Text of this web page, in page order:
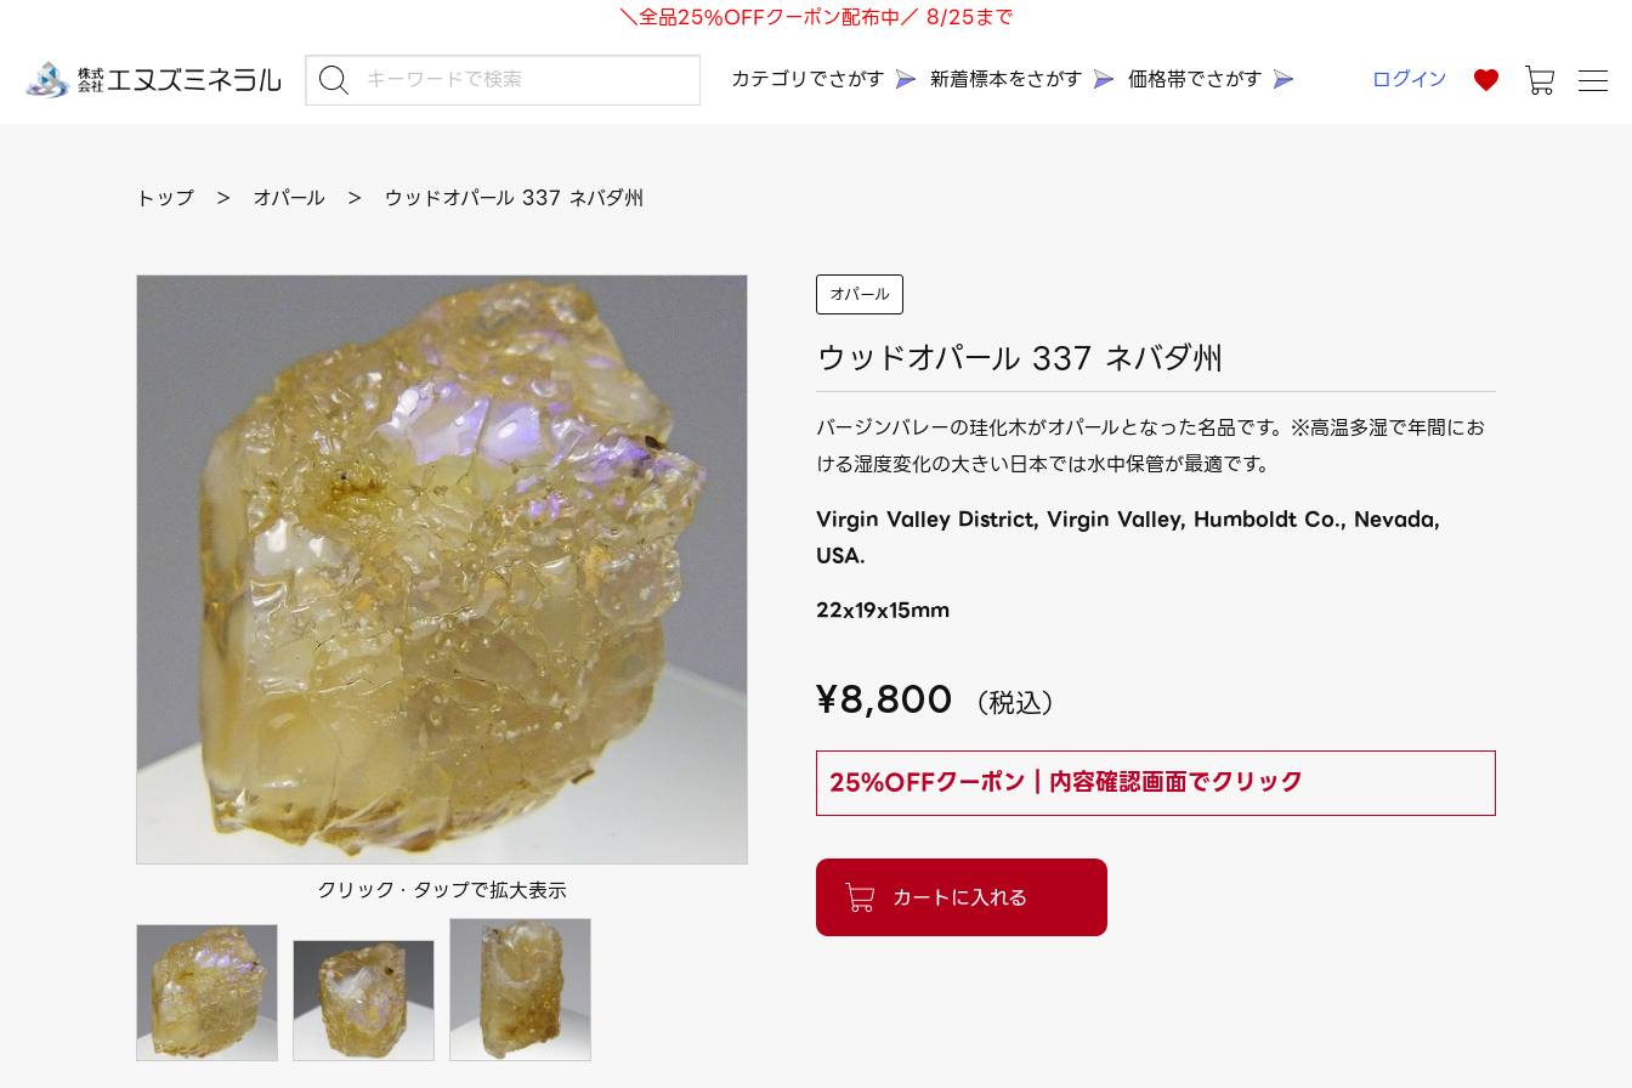
＼全品25%OFFクーポン配布中／ 8/25まで
カテゴリでさがす 新着標本をさがす 価格帯でさがす ログイン
トップ ＞ オパール ＞ ウッドオパール 337 ネバダ州
クリック・タップで拡大表示
オパール
ウッドオパール 337 ネバダ州
バージンバレーの珪化木がオパールとなった名品です。※高温多湿で年間にお
ける湿度変化の大きい日本では水中保管が最適です。
Virgin Valley District, Virgin Valley, Humboldt Co., Nevada,
USA.
22x19x15mm
¥8,800 （税込）
25%OFFクーポン｜内容確認画面でクリック